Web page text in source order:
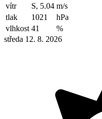
vítr
S, 5.04 m/s
tlak
1021
hPa
vlhkost 41
%
středa 12. 8. 2026